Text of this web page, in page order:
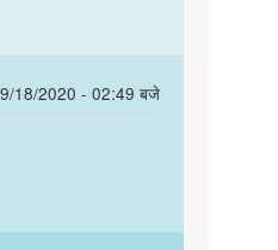
18/2020 - 02:49 बजे